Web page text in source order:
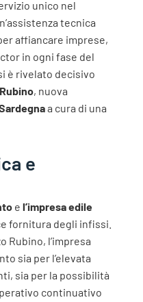
unico nel
tecnica
affiancare imprese,
in ogni fase del
è rivelato decisivo
, nuova
a cura di una
e
e l’impresa edile
fornitura degli infissi.
Rubino, l’impresa
sia per l’elevata
sia per la possibilità
continuativo